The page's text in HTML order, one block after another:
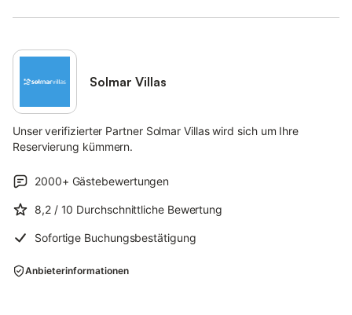
Solmar Villas
Unser verifizierter Partner Solmar Villas wird sich um Ihre
Reservierung kümmern.
2000+ Gästebewertungen
8,2 / 10 Durchschnittliche Bewertung
Sofortige Buchungsbestätigung
Anbieterinformationen